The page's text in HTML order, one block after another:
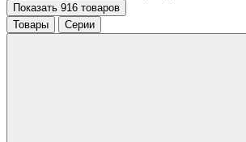
Показать 916 товаров
Товары
Серии